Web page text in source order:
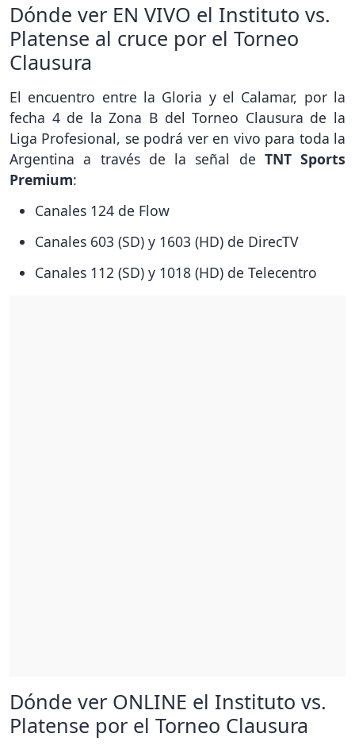
Dónde ver EN VIVO el Instituto vs.
Platense al cruce por el Torneo
Clausura
El encuentro entre la Gloria y el Calamar, por la
fecha 4 de la Zona B del Torneo Clausura de la
Liga Profesional, se podrá ver en vivo para toda la
Argentina a través de la señal de TNT Sports
Premium:
Canales 124 de Flow
Canales 603 (SD) y 1603 (HD) de DirecTV
Canales 112 (SD) y 1018 (HD) de Telecentro
Dónde ver ONLINE el Instituto vs.
Platense por el Torneo Clausura